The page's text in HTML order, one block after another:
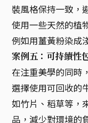
裝風格保持一致，
使用一些天然的植
例如用薑黃粉染成
案例五：可持續性
在注重美學的同時
選擇使用可回收的
如竹片、稻草等，
品，減少對環境的